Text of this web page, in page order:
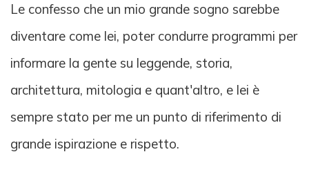
Le confesso che un mio grande sogno sarebbe
diventare come lei, poter condurre programmi per
informare la gente su leggende, storia,
architettura, mitologia e quant'altro, e lei è
sempre stato per me un punto di riferimento di
grande ispirazione e rispetto.